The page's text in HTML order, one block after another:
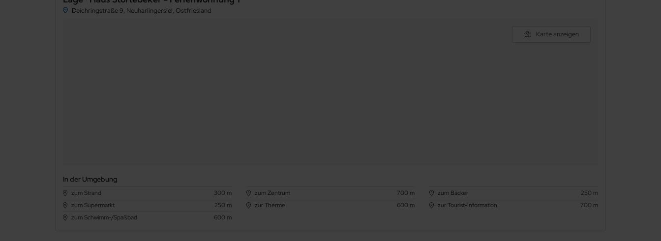
Deichringstraße 9, Neuharlingersiel, Ostfriesland
Karte anzeigen
In der Umgebung
zum Strand 300 m zum Zentrum 700 m zum Bäcker
250 m
zum Supermarkt
250 m zur Therme 600 m zur Tourist-Information
700 m
zum Schwimm-/Spaßbad
600 m